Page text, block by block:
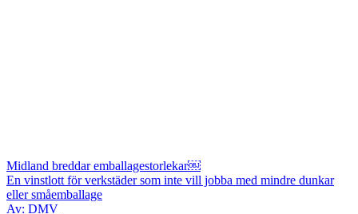
Midland breddar emballagestorlekar￼
En vinstlott för verkstäder som inte vill jobba med mindre dunkar
eller småemballage
Av: DMV